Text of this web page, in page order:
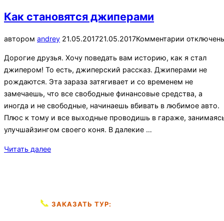
Как становятся джиперами
автором andreyОпубликовано
21.05.201721.05.2017Комментарии
Дорогие друзья. Хочу поведать вам историю, как я стал
джипером! То есть, джиперский рассказ. Джиперами не
рождаются. Эта зараза затягивает и со временем не
замечаешь, что все свободные финансовые средства, а
иногда и не свободные, начинаешь вбивать в любимое авто.
Плюс к тому и все выходные проводишь в гараже,
улучшайзингом своего коня. В далекие …
Читать далее«Как
📞 ЗАКАЗАТЬ ТУР: